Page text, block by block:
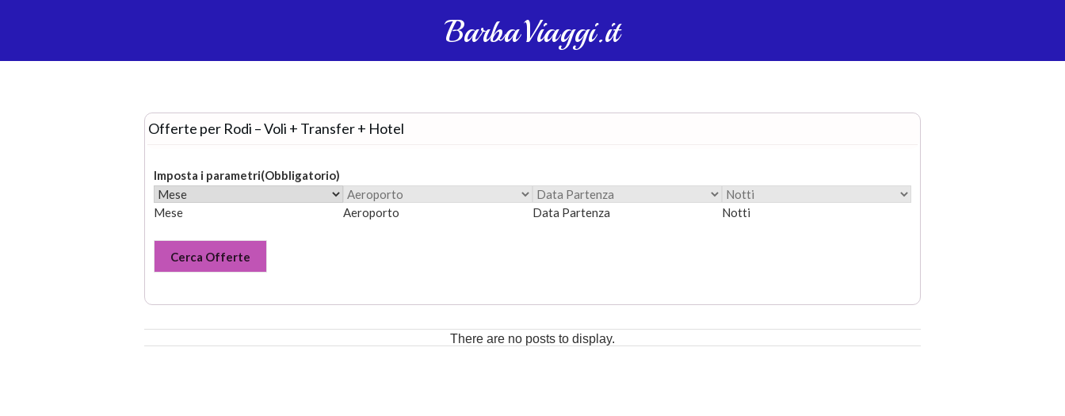
BarbaViaggi.it
Offerte per Rodi – Voli + Transfer + Hotel
Imposta i parametri(Obbligatorio)
Mese Aeroporto Data Partenza Notti